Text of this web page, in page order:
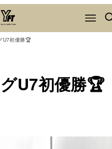
U7初優勝🏆
U7初優勝🏆